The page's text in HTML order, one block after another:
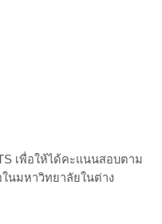
เพื่อให้ได้คะแนนสอบตาม
นมหาวิทยาลัยในต่าง